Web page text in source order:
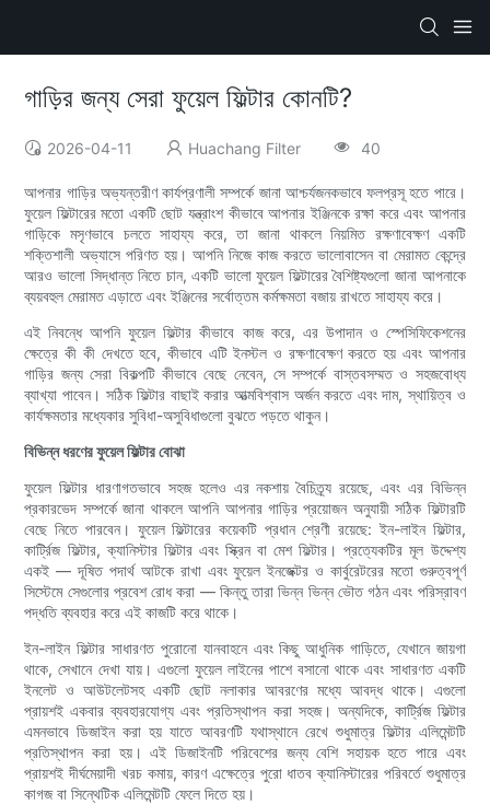
গাড়ির জন্য সেরা ফুয়েল ফিল্টার কোনটি?
2026-04-11 Huachang Filter 40
আপনার গাড়ির অভ্যন্তরীণ কার্যপ্রণালী সম্পর্কে জানা আশ্চর্যজনকভাবে ফলপ্রসূ হতে পারে।
ফুয়েল ফিল্টারের মতো একটি ছোট যন্ত্রাংশ কীভাবে আপনার ইঞ্জিনকে রক্ষা করে এবং আপনার
গাড়িকে মসৃণভাবে চলতে সাহায্য করে, তা জানা থাকলে নিয়মিত রক্ষণাবেক্ষণ একটি
শক্তিশালী অভ্যাসে পরিণত হয়। আপনি নিজে কাজ করতে ভালোবাসেন বা মেরামত কেন্দ্রে
আরও ভালো সিদ্ধান্ত নিতে চান, একটি ভালো ফুয়েল ফিল্টারের বৈশিষ্ট্যগুলো জানা আপনাকে
ব্যয়বহুল মেরামত এড়াতে এবং ইঞ্জিনের সর্বোত্তম কর্মক্ষমতা বজায় রাখতে সাহায্য করে।
এই নিবন্ধে আপনি ফুয়েল ফিল্টার কীভাবে কাজ করে, এর উপাদান ও স্পেসিফিকেশনের
ক্ষেত্রে কী কী দেখতে হবে, কীভাবে এটি ইনস্টল ও রক্ষণাবেক্ষণ করতে হয় এবং আপনার
গাড়ির জন্য সেরা বিকল্পটি কীভাবে বেছে নেবেন, সে সম্পর্কে বাস্তবসম্মত ও সহজবোধ্য
ব্যাখ্যা পাবেন। সঠিক ফিল্টার বাছাই করার আত্মবিশ্বাস অর্জন করতে এবং দাম, স্থায়িত্ব ও
কার্যক্ষমতার মধ্যেকার সুবিধা-অসুবিধাগুলো বুঝতে পড়তে থাকুন।
বিভিন্ন ধরণের ফুয়েল ফিল্টার বোঝা
ফুয়েল ফিল্টার ধারণাগতভাবে সহজ হলেও এর নকশায় বৈচিত্র্য রয়েছে, এবং এর বিভিন্ন
প্রকারভেদ সম্পর্কে জানা থাকলে আপনি আপনার গাড়ির প্রয়োজন অনুযায়ী সঠিক ফিল্টারটি
বেছে নিতে পারবেন। ফুয়েল ফিল্টারের কয়েকটি প্রধান শ্রেণী রয়েছে: ইন-লাইন ফিল্টার,
কার্ট্রিজ ফিল্টার, ক্যানিস্টার ফিল্টার এবং স্ক্রিন বা মেশ ফিল্টার। প্রত্যেকটির মূল উদ্দেশ্য
একই — দূষিত পদার্থ আটকে রাখা এবং ফুয়েল ইনজেক্টর ও কার্বুরেটরের মতো গুরুত্বপূর্ণ
সিস্টেমে সেগুলোর প্রবেশ রোধ করা — কিন্তু তারা ভিন্ন ভিন্ন ভৌত গঠন এবং পরিস্রাবণ
পদ্ধতি ব্যবহার করে এই কাজটি করে থাকে।
ইন-লাইন ফিল্টার সাধারণত পুরোনো যানবাহনে এবং কিছু আধুনিক গাড়িতে, যেখানে জায়গা
থাকে, সেখানে দেখা যায়। এগুলো ফুয়েল লাইনের পাশে বসানো থাকে এবং সাধারণত একটি
ইনলেট ও ​​আউটলেটসহ একটি ছোট নলাকার আবরণের মধ্যে আবদ্ধ থাকে। এগুলো
প্রায়শই একবার ব্যবহারযোগ্য এবং প্রতিস্থাপন করা সহজ। অন্যদিকে, কার্ট্রিজ ফিল্টার
এমনভাবে ডিজাইন করা হয় যাতে আবরণটি যথাস্থানে রেখে শুধুমাত্র ফিল্টার এলিমেন্টটি
প্রতিস্থাপন করা হয়। এই ডিজাইনটি পরিবেশের জন্য বেশি সহায়ক হতে পারে এবং
প্রায়শই দীর্ঘমেয়াদী খরচ কমায়, কারণ এক্ষেত্রে পুরো ধাতব ক্যানিস্টারের পরিবর্তে শুধুমাত্র
কাগজ বা সিন্থেটিক এলিমেন্টটি ফেলে দিতে হয়।